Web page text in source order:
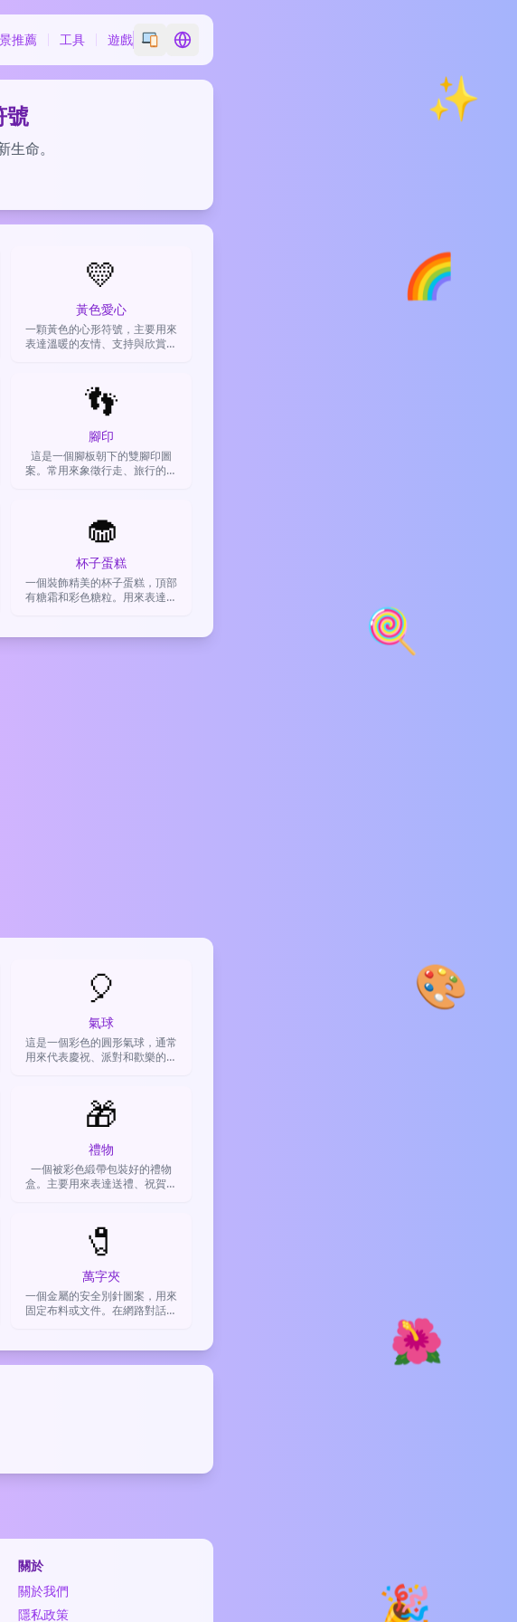
推薦 工具 遊戲 Switch emoji style
Switch language
🌈
🍭
🎨
🌺
✨
🎉
號
命。
💛
黃色愛心
一顆黃色的心形符號，主要用來
表達溫暖的友情、支持與欣賞，
👣
腳印
這是一個腳板朝下的雙腳印圖
案。常用來象徵行走、旅行的軌
🧁
杯子蛋糕
一個裝飾精美的杯子蛋糕，頂部
有糖霜和彩色糖粒。用來表達甜
🎈
氣球
這是一個彩色的圓形氣球，通常
用來代表慶祝、派對和歡樂的時
🎁
禮物
一個被彩色緞帶包裝好的禮物
盒。主要用來表達送禮、祝賀或
🧷
萬字夾
一個金屬的安全別針圖案，用來
固定布料或文件。在網路對話中
關於
關於我們
隱私政策